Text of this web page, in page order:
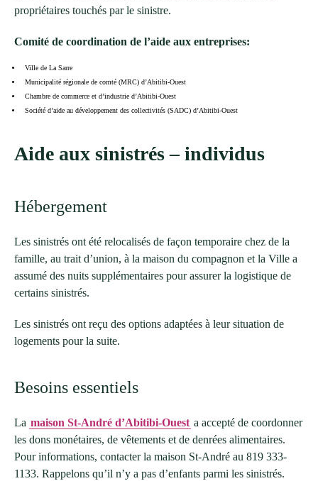
propriétaires touchés par le sinistre.
Comité de coordination de l’aide aux entreprises:
Ville de La Sarre
Municipalité régionale de comté (MRC) d’Abitibi-Ouest
Chambre de commerce et d’industrie d’Abitibi-Ouest
Société d’aide au développement des collectivités (SADC) d’Abitibi-Ouest
Aide aux sinistrés – individus
Hébergement
Les sinistrés ont été relocalisés de façon temporaire chez de la
famille, au trait d’union, à la maison du compagnon et la Ville a
assumé des nuits supplémentaires pour assurer la logistique de
certains sinistrés.
Les sinistrés ont reçu des options adaptées à leur situation de
logements pour la suite.
Besoins essentiels
La maison St-André d’Abitibi-Ouest a accepté de coordonner
les dons monétaires, de vêtements et de denrées alimentaires.
Pour informations, contacter la maison St-André au 819 333-
1133. Rappelons qu’il n’y a pas d’enfants parmi les sinistrés.